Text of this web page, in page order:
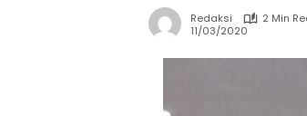
Redaksi
2 Min
11/03/2020